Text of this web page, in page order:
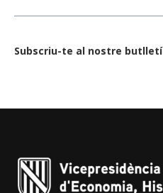
Subscriu-te al nostre butlletí